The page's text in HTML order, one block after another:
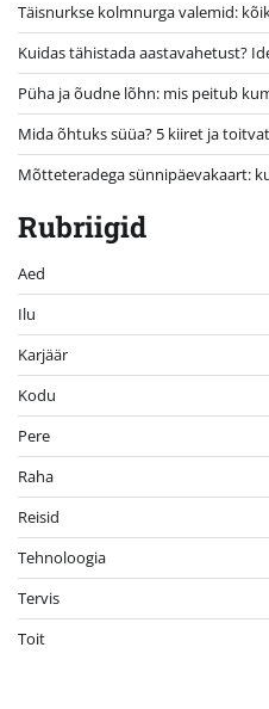
Täisnurkse kolmnurga valemid:
Kuidas tähistada aastavahetust?
Püha ja õudne lõhn: mis peitub
Mida õhtuks süüa? 5 kiiret ja
Mõtteteradega sünnipäevakaart:
Rubriigid
Aed
Ilu
Karjäär
Kodu
Pere
Raha
Reisid
Tehnoloogia
Tervis
Toit